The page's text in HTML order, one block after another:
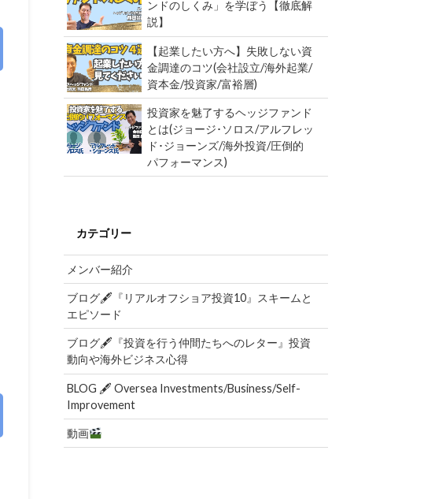
ンドのしくみ」を学ぼう【徹底解
説】
【起業したい方へ】失敗しない資
金調達のコツ(会社設立/海外起業/
資本金/投資家/富裕層)
投資家を魅了するヘッジファンド
とは(ジョージ･ソロス/アルフレッ
ド･ジョーンズ/海外投資/圧倒的
パフォーマンス)
カテゴリー
メンバー紹介
ブログ🖋『リアルオフショア投資10』スキームと
エピソード
ブログ🖋『投資を行う仲間たちへのレター』投資
動向や海外ビジネス心得
BLOG 🖋 Oversea Investments/Business/Self-
Improvement
動画